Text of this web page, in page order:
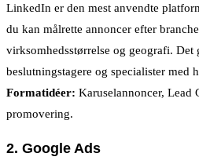
LinkedIn er den mest anvendte
du kan målrette annoncer efter
virksomhedsstørrelse og geografi. Det
beslutningstagere og specialister med
Formatidéer: Karuselannoncer, Lead
promovering.
2. Google Ads